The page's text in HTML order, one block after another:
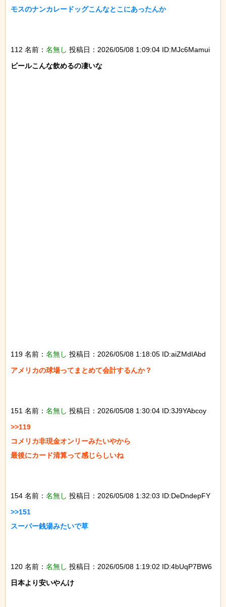
モスのナンカレードッグこんなとこにあったんか
112 名前： 名無し 投稿日：2026/05/08 1:09:04 ID:MJc6Mamui
ビールこんな飲めるの凄いな
119 名前： 名無し 投稿日：2026/05/08 1:18:05 ID:aiZMdIAbd
アメリカの球場ってまとめて会計するんか？
151 名前： 名無し 投稿日：2026/05/08 1:30:04 ID:3J9YAbcoy
>>119
コメリカ非現金オンリーみたいやから
最後にカード清算って感じらしいね
154 名前： 名無し 投稿日：2026/05/08 1:32:03 ID:DeDndepFY
>>151
スーパー銭湯みたいで草
120 名前： 名無し 投稿日：2026/05/08 1:19:02 ID:4bUqP7BW6
日本より安いやんけ